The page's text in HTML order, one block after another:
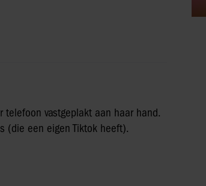
telefoon vastgeplakt aan haar hand.
(die een eigen Tiktok heeft).